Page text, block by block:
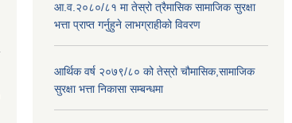
आ.व.२०८०/८१ मा तेस्रो त्रैमासिक सामाजिक सुरक्षा
भत्ता प्राप्त गर्नुहुने लाभग्राहीको विवरण
आर्थिक वर्ष २०७९/८० को तेस्रो चौमासिक,सामाजिक
सुरक्षा भत्ता निकासा सम्बन्धमा